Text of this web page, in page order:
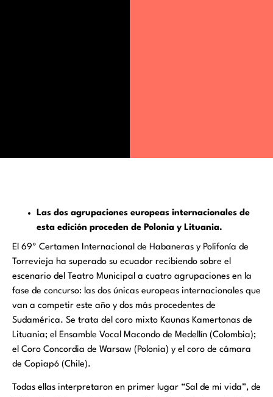
Las dos agrupaciones europeas internacionales de
esta edición proceden de Polonia y Lituania.
El 69º Certamen Internacional de Habaneras y Polifonía de
Torrevieja ha superado su ecuador recibiendo sobre el
escenario del Teatro Municipal a cuatro agrupaciones en la
fase de concurso: las dos únicas europeas internacionales que
van a competir este año y dos más procedentes de
Sudamérica. Se trata del coro mixto Kaunas Kamertonas de
Lituania; el Ensamble Vocal Macondo de Medellín (Colombia);
el Coro Concordia de Warsaw (Polonia) y el coro de cámara
de Copiapó (Chile).
Todas ellas interpretaron en primer lugar “Sal de mi vida”, de